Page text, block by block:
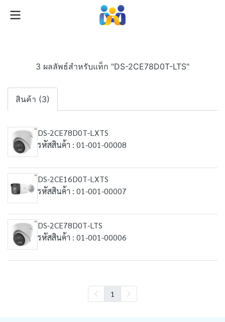
3 ผลลัพธ์สำหรับแท็ก "DS-2CE78D0T-LTS"
สินค้า (3)
DS-2CE78D0T-LXTS
รหัสสินค้า : 01-001-00008
DS-2CE16D0T-LXTS
รหัสสินค้า : 01-001-00007
DS-2CE78D0T-LTS
รหัสสินค้า : 01-001-00006
1